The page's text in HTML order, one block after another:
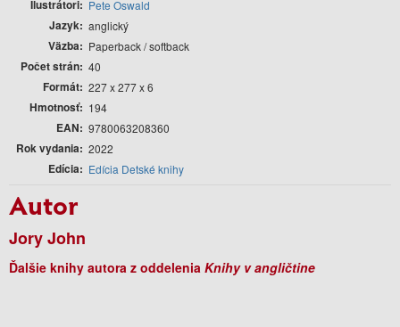
Ilustrátori Pete Oswald
Jazyk anglický
Väzba Paperback / softback
Počet strán 40
Formát 227 x 277 x 6
Hmotnosť 194
EAN 9780063208360
Rok vydania 2022
Edícia Edícia Detské knihy
Autor
Jory John
Ďalšie knihy autora z oddelenia Knihy v angličtine